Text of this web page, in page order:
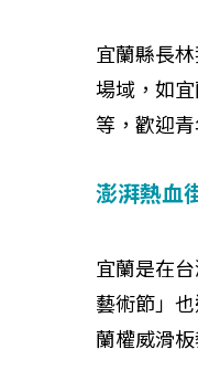
宜蘭縣長
場域，如
等，歡迎
澎湃熱血
宜蘭是在
藝術節」
蘭權威滑